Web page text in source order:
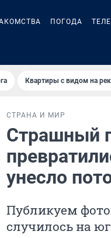
ПОГОДА
Квартиры с видом на
СТРАНА И МИР
Страшный
унесло
Публикуем
случилось на